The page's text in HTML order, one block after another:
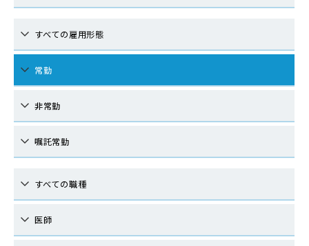
すべての雇用形態
常勤
非常勤
嘱託常勤
すべての職種
医師